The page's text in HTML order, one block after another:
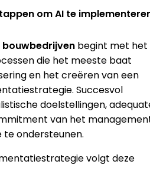
om AI te
begint met het
die het meeste baat
en het creëren van een
Succesvol
doelstellingen,
van het
ondersteunen.
volgt deze